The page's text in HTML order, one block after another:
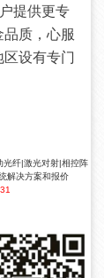
提供更专
质，心服
设有专门
光纤|激光对射|相控阵
解决方案和报价